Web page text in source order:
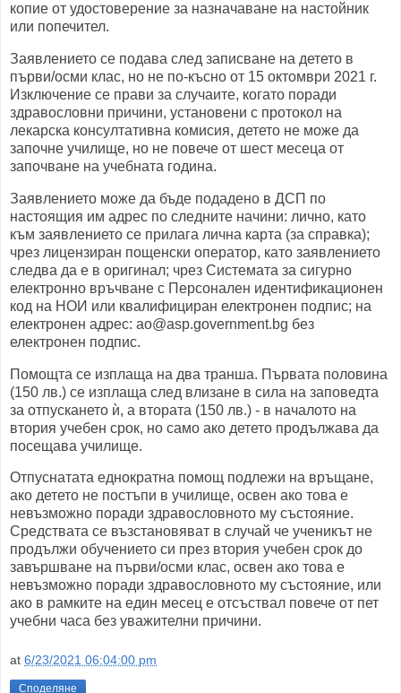
копие от удостоверение за назначаване на настойник
или попечител.
Заявлението се подава след записване на детето в
първи/осми клас, но не по-късно от 15 октомври 2021 г.
Изключение се прави за случаите, когато поради
здравословни причини, установени с протокол на
лекарска консултативна комисия, детето не може да
започне училище, но не повече от шест месеца от
започване на учебната година.
Заявлението може да бъде подадено в ДСП по
настоящия им адрес по следните начини: лично, като
към заявлението се прилага лична карта (за справка);
чрез лицензиран пощенски оператор, като заявлението
следва да е в оригинал; чрез Системата за сигурно
електронно връчване с Персонален идентификационен
код на НОИ или квалифициран електронен подпис; на
електронен адрес: ao@asp.government.bg без
електронен подпис.
Помощта се изплаща на два транша. Първата половина
(150 лв.) се изплаща след влизане в сила на заповедта
за отпускането ѝ, а втората (150 лв.) - в началото на
втория учебен срок, но само ако детето продължава да
посещава училище.
Отпуснатата еднократна помощ подлежи на връщане,
ако детето не постъпи в училище, освен ако това е
невъзможно поради здравословното му състояние.
Средствата се възстановяват в случай че ученикът не
продължи обучението си през втория учебен срок до
завършване на първи/осми клас, освен ако това е
невъзможно поради здравословното му състояние, или
ако в рамките на един месец е отсъствал повече от пет
учебни часа без уважителни причини.
at 6/23/2021 06:04:00 pm
Споделяне